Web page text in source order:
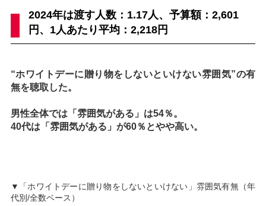
2024年は渡す人数：1.17人、予算額：2,601
円、1人あたり平均：2,218円
“ホワイトデーに贈り物をしないといけない雰囲気”の有
無を聴取した。
男性全体では「雰囲気がある」は54％。
40代は「雰囲気がある」が60％とやや高い。
▼「ホワイトデーに贈り物をしないといけない」雰囲気有無（年
代別/全数ベース）